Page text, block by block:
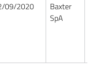
09/2020
Baxter
SpA